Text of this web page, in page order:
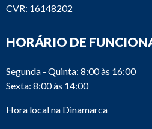
CVR: 16148202
HORÁRIO DE
Segunda - Quinta: 8:00 às 16:00
Sexta: 8:00 às 14:00
Hora local na Dinamarca